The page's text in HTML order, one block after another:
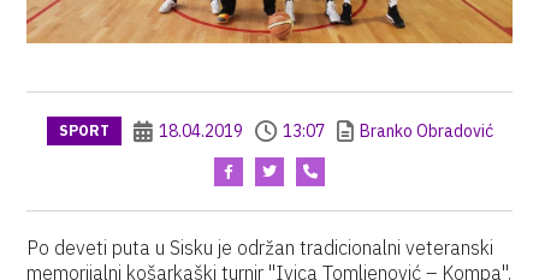
SPORT 18.04.2019 13:07 Branko Obradović
Po deveti puta u Sisku je održan tradicionalni veteranski
memorijalni košarkaški turnir "Ivica Tomljenović – Kompa",